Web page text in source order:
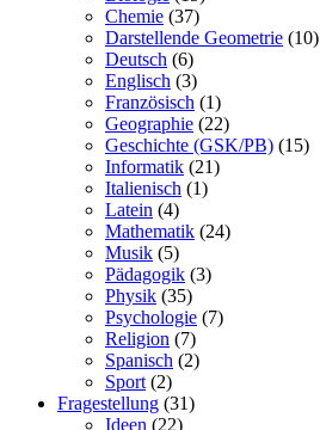
Chemie (37)
Darstellende Geometrie (10)
Deutsch (6)
Englisch (3)
Französisch (1)
Geographie (22)
Geschichte (GSK/PB) (15)
Informatik (21)
Italienisch (1)
Latein (4)
Mathematik (24)
Musik (5)
Pädagogik (3)
Physik (35)
Psychologie (7)
Religion (7)
Spanisch (2)
Sport (2)
Fragestellung (31)
Ideen (22)